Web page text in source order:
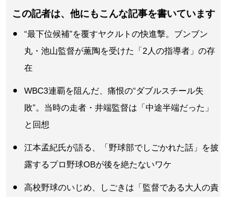
この記者は、他にもこんな記事を書いています
“最下位候補”を覆すヤクルトの快進撃。ブンブン
丸・池山監督が薫陶を受けた「2人の指導者」の存
在
WBC3連覇を阻んだ、痛恨の“ダブルスチール失
敗”。当時の走者・井端監督は「中途半端だった」
と回想
江本孟紀氏が語る、「野球部でしごかれた話」を披
露するプロ野球OBが後を絶たないワケ
高校野球のいじめ、しごきは「監督である大人の責